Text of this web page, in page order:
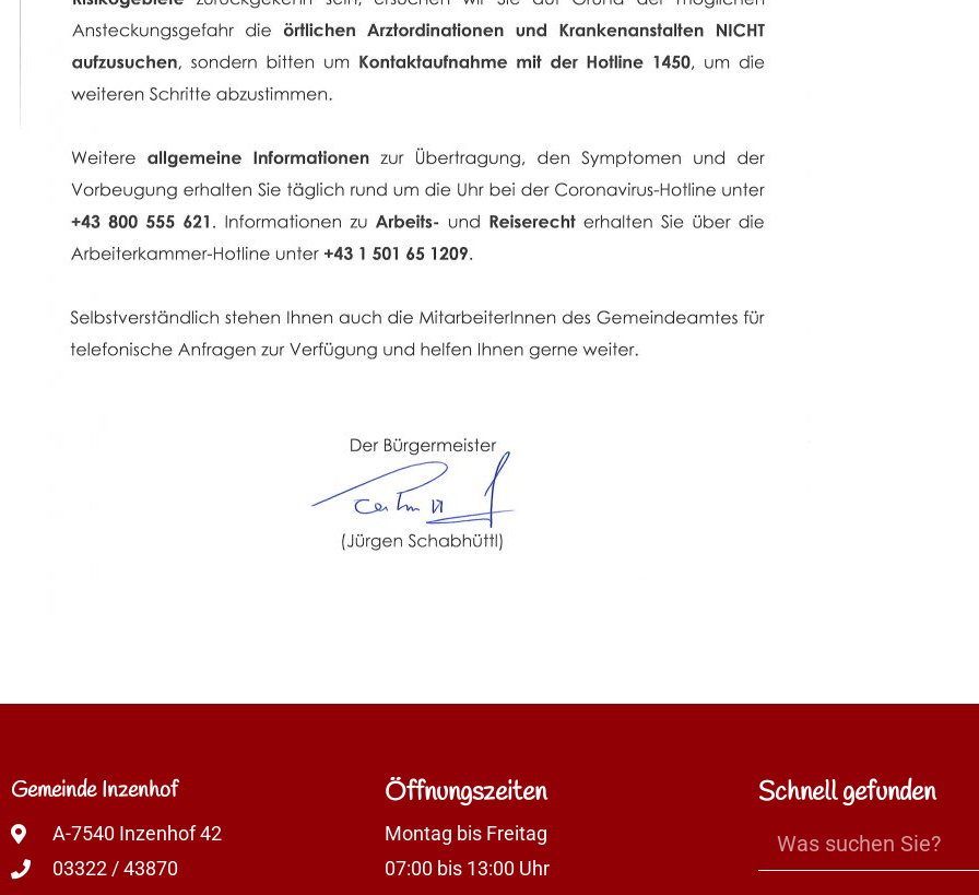
Gemeinde Inzenhof
A-7540 Inzenhof 42
03322 / 43870
Öffnungszeiten
Montag bis Freitag
07:00 bis 13:00 Uhr
Schnell gefunden